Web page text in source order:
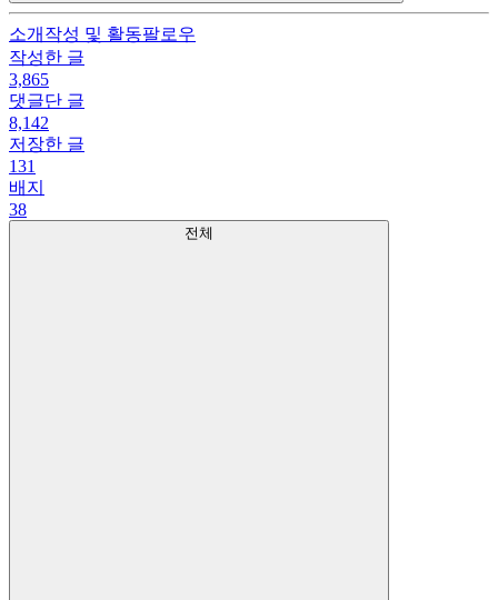
소개 작성 및 활동팔로우
작성한 글
3,865
댓글단 글
8,142
저장한 글
131
배지
38
전체